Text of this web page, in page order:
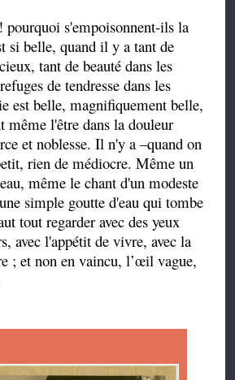
s'empoisonnent-ils la
si belle, quand il y a tant de
tant de beauté dans les
de tendresse dans les
est belle, magnifiquement belle,
même l'être dans la douleur
et noblesse. Il n'y a –quand on
rien de médiocre. Même un
même le chant d'un modeste
simple goutte d'eau qui tombe
tout regarder avec des yeux
avec l'appétit de vivre, avec la
; et non en vaincu, l’œil vague,